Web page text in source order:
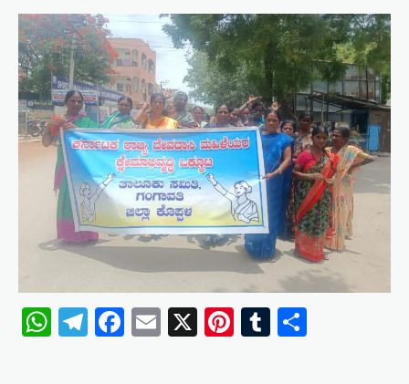
WhatsApp
Telegram
Facebook
Email
X Pinterest
Tumblr